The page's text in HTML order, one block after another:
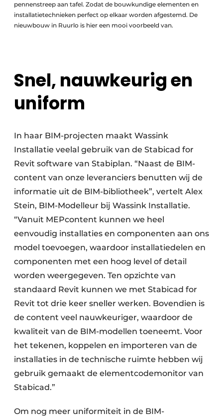
pennenstreep aan tafel. Zodat de bouwkundige elementen en
installatietechnieken perfect op elkaar worden afgestemd. De
nieuwbouw in Ruurlo is hier een mooi voorbeeld van.
Snel, nauwkeurig en
uniform
In haar BIM-projecten maakt Wassink
Installatie veelal gebruik van de Stabicad for
Revit software van Stabiplan. “Naast de BIM-
content van onze leveranciers benutten wij de
informatie uit de BIM-bibliotheek”, vertelt Alex
Stein, BIM-Modelleur bij Wassink Installatie.
“Vanuit MEPcontent kunnen we heel
eenvoudig installaties en componenten aan ons
model toevoegen, waardoor installatiedelen en
componenten met een hoog level of detail
worden weergegeven. Ten opzichte van
standaard Revit kunnen we met Stabicad for
Revit tot drie keer sneller werken. Bovendien is
de content veel nauwkeuriger, waardoor de
kwaliteit van de BIM-modellen toeneemt. Voor
het tekenen, koppelen en importeren van de
installaties in de technische ruimte hebben wij
gebruik gemaakt de elementcodemonitor van
Stabicad.”
Om nog meer uniformiteit in de BIM-